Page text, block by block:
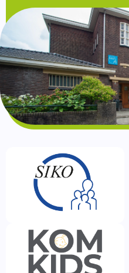
Schoolgids
Gezonde school
Kinderopvang
BSO
Routebeschrijving
Privacy